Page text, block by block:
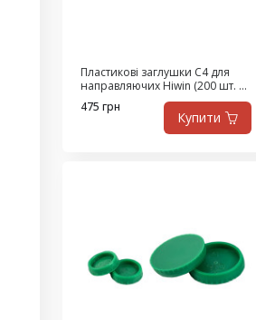
Пластикові заглушки С4 для
направляючих Hiwin (200 шт. в
упаковці)
475 грн
Купити